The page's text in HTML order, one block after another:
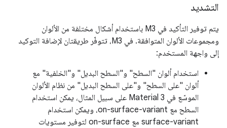
التشديد
يتم توفير التأكيد في M3 باستخدام أشكال مختلفة من الألوان
ومجموعات الألوان المتوافقة. في M3، تتوفّر طريقتان لإضافة التوكيد
إلى واجهة المستخدم:
استخدام ألوان "السطح" و"السطح البديل" و"الخلفية" مع
ألوان "على السطح" و"على السطح البديل" من نظام الألوان
الموسّع في Material 3 على سبيل المثال، يمكن استخدام
السطح مع on-surface-variant، ويمكن استخدام
surface-variant مع on-surface لتوفير مستويات